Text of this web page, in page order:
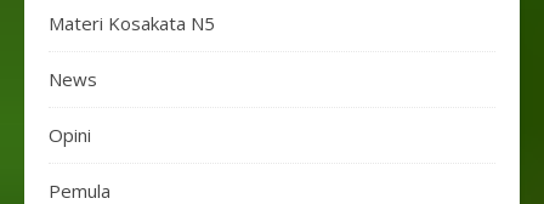
Materi Kosakata N5
News
Opini
Pemula